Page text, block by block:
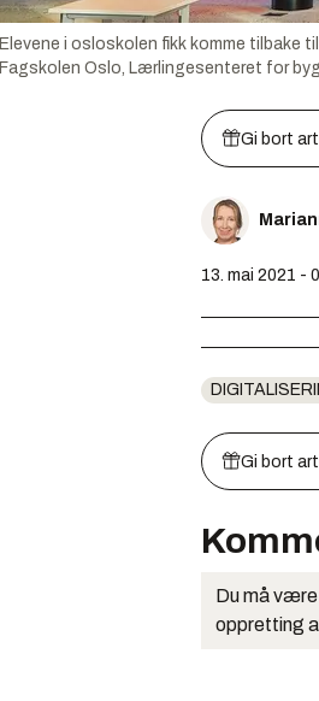
Elevene i osloskolen fikk komme tilbake
Fagskolen Oslo, Lærlingesenteret for
Gi bort
13. mai 2021 -
Gi bort
Du må
oppretting